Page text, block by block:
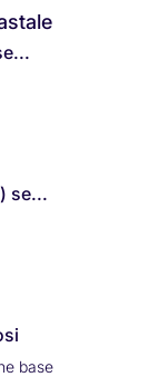
se...
base